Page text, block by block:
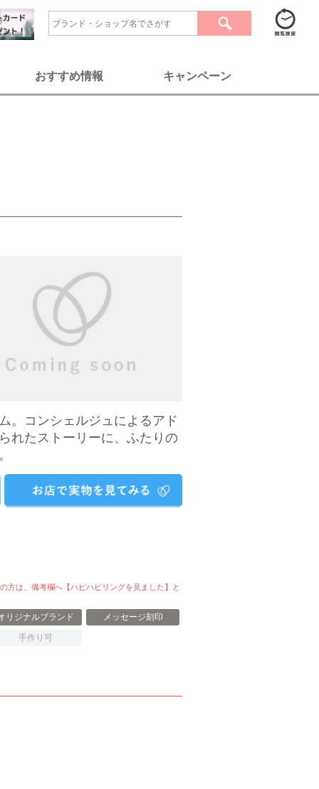
おすすめ情報 キャンペーン
。コンシェルジュによるアド
れたストーリーに、ふたりの
方は、備考欄へ【ハピハピリングを見ました】と
リジナルブランド メッセージ刻印
手作り可